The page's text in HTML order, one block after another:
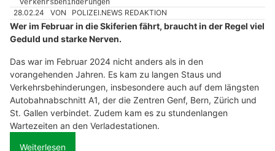
28.02.24 VON POLIZEI.NEWS REDAKTION
Wer im Februar in die Skiferien fährt, braucht in der Regel viel
Geduld und starke Nerven.
Das war im Februar 2024 nicht anders als in den
vorangehenden Jahren. Es kam zu langen Staus und
Verkehrsbehinderungen, insbesondere auch auf dem längsten
Autobahnabschnitt A1, der die Zentren Genf, Bern, Zürich und
St. Gallen verbindet. Zudem kam es zu stundenlangen
Wartezeiten an den Verladestationen.
Weiterlesen